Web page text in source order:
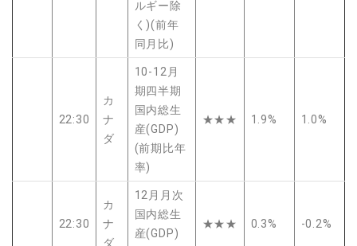
ルギー除
く)(前年
同月比)
22:30
カ
ナ
ダ
10-12月
期四半期
国内総生
産(GDP)
(前期比年
率)
★★★ 1.9% 1.0%
22:30
カ
ナ
ダ
12月月次
国内総生
産(GDP)
★★★ 0.3% -0.2%